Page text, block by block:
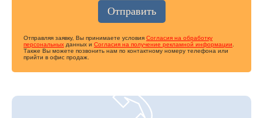
Отправляя заявку, Вы принимаете условия Согласия на обработку
персональных данных и Согласия на получение рекламной информации
Также Вы можете позвонить нам по контактному номеру телефона или
прийти в офис продаж.